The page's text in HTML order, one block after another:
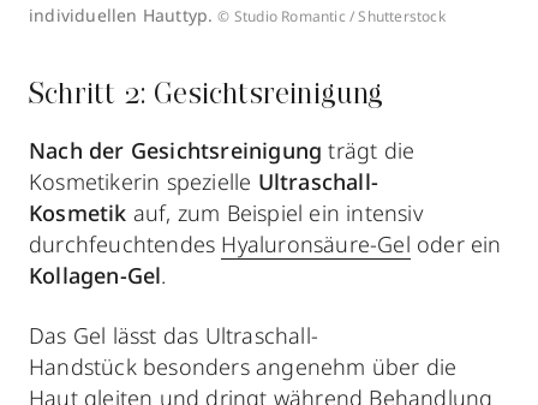
individuellen Hauttyp. © Studio Romantic / Shutterstock
Schritt 2: Gesichtsreinigung
Nach der Gesichtsreinigung trägt die
Kosmetikerin spezielle Ultraschall-
Kosmetik auf, zum Beispiel ein intensiv
durchfeuchtendes Hyaluronsäure-Gel oder ein
Kollagen-Gel.
Das Gel lässt das Ultraschall-
Handstück besonders angenehm über die
Haut gleiten und dringt während Behandlung